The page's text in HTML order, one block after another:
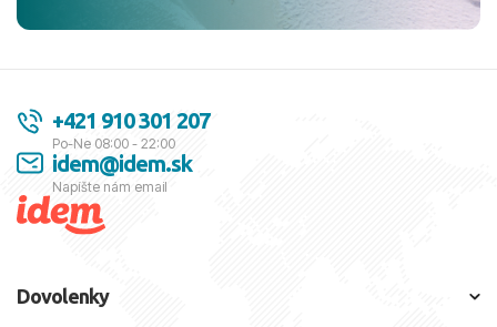
+421 910 301 207
Po-Ne 08:00 - 22:00
idem@idem.sk
Napíšte nám email
Dovolenky